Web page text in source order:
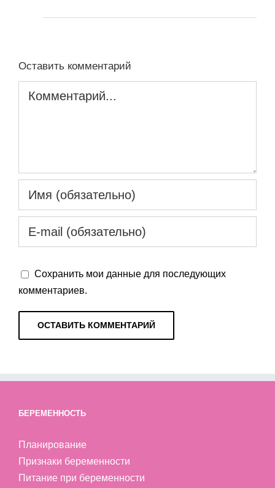
Оставить комментарий
Сохранить мои данные для последующих
комментариев.
БЕРЕМЕННОСТЬ
Планирование
Признаки беременности
Питание при беременности